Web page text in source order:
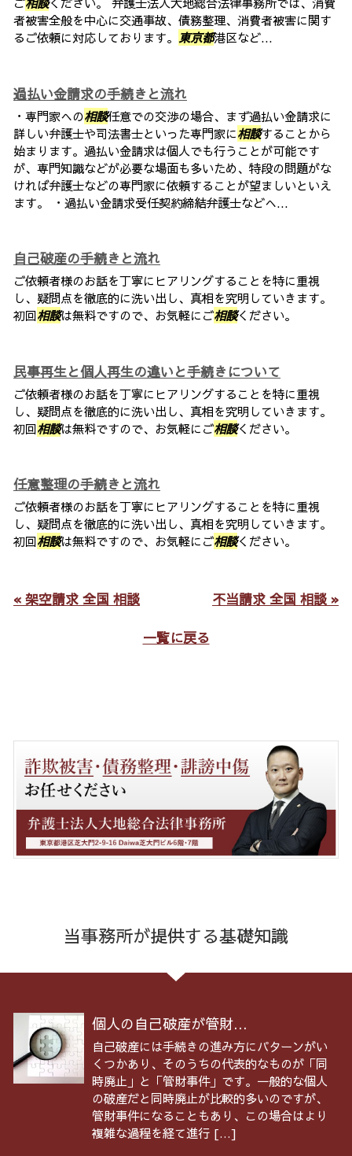
者被害全般を中心に交通事故、債務整理、消費者被害に関す
るご依頼に対応しております。 東京都港区など...
過払い金請求の手続きと流れ
・専門家への相談任意での交渉の場合、まず過払い金請求に
詳しい弁護士や司法書士といった専門家に相談することから
始まります。過払い金請求は個人でも行うことが可能です
が、専門知識などが必要な場面も多いため、特段の問題がな
ければ弁護士などの専門家に依頼することが望ましいといえ
ます。 ・過払い金請求受任契約締結弁護士などへ...
自己破産の手続きと流れ
ご依頼者様のお話を丁寧にヒアリングすることを特に重視
し、疑問点を徹底的に洗い出し、真相を究明していきます。
初回相談は無料ですので、お気軽にご相談ください。
民事再生と個人再生の違いと手続きについて
ご依頼者様のお話を丁寧にヒアリングすることを特に重視
し、疑問点を徹底的に洗い出し、真相を究明していきます。
初回相談は無料ですので、お気軽にご相談ください。
任意整理の手続きと流れ
ご依頼者様のお話を丁寧にヒアリングすることを特に重視
し、疑問点を徹底的に洗い出し、真相を究明していきます。
初回相談は無料ですので、お気軽にご相談ください。
« 架空請求 全国 相談 不当請求 全国 相談 »
一覧に戻る
当事務所が提供する基礎知識
個人の自己破産が管財...
自己破産には手続きの進み方にパターンがい
くつかあり、そのうちの代表的なものが「同
時廃止」と「管財事件」です。一般的な個人
の破産だと同時廃止が比較的多いのですが、
管財事件になることもあり、この場合はより
複雑な過程を経て進行 […]